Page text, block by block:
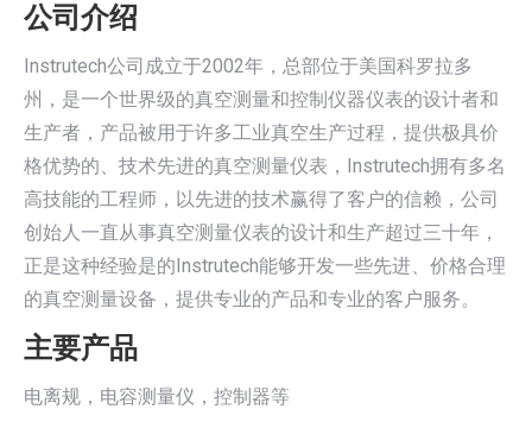
公司介绍
Instrutech公司成立于2002年，总部位于美国科罗拉多
州，是一个世界级的真空测量和控制仪器仪表的设计者和
生产者，产品被用于许多工业真空生产过程，提供极具价
格优势的、技术先进的真空测量仪表，Instrutech拥有多名
高技能的工程师，以先进的技术赢得了客户的信赖，公司
创始人一直从事真空测量仪表的设计和生产超过三十年，
正是这种经验是的Instrutech能够开发一些先进、价格合理
的真空测量设备，提供专业的产品和专业的客户服务。
主要产品
电离规，电容测量仪，控制器等